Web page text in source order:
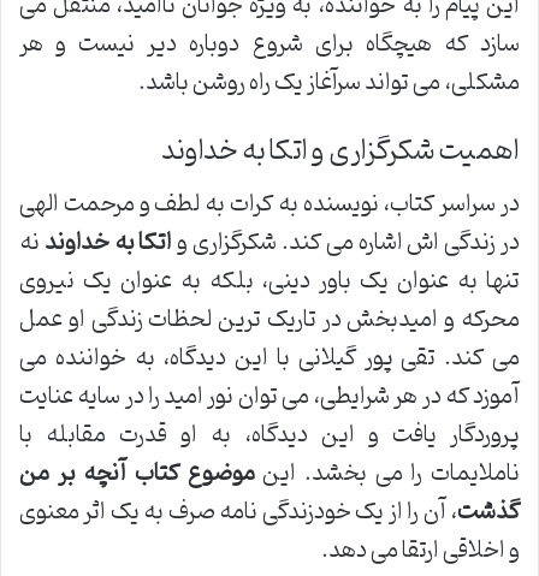
سازد که هیچگاه برای شروع دوباره دیر نیست و هر
مشکلی، می تواند سرآغاز یک راه روشن باشد.
اهمیت شکرگزاری و اتکا به خداوند
در سراسر کتاب، نویسنده به کرات به لطف و مرحمت الهی
در زندگی اش اشاره می کند. شکرگزاری واتکا به خداوندنه
تنها به عنوان یک باور دینی، بلکه به عنوان یک نیروی
محرکه و امیدبخش در تاریک ترین لحظات زندگی او عمل
می کند. تقی پور گیلانی با این دیدگاه، به خواننده می
آموزد که در هر شرایطی، می توان نور امید را در سایه عنایت
پروردگار یافت و این دیدگاه، به او قدرت مقابله با
ناملایمات را می بخشد. اینموضوع کتاب آنچه بر من
گذشت، آن را از یک خودزندگی نامه صرف به یک اثر معنوی
و اخلاقی ارتقا می دهد.